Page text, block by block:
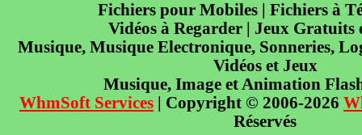
Fichiers pour Mobiles | Fichiers à
Vidéos à Regarder | Jeux Gratuits
Musique, Musique Electronique, Sonneries,
Vidéos et Jeux
Musique, Image et Animation
WhmSoft Services | Copyright © 2006-2026
Réservés